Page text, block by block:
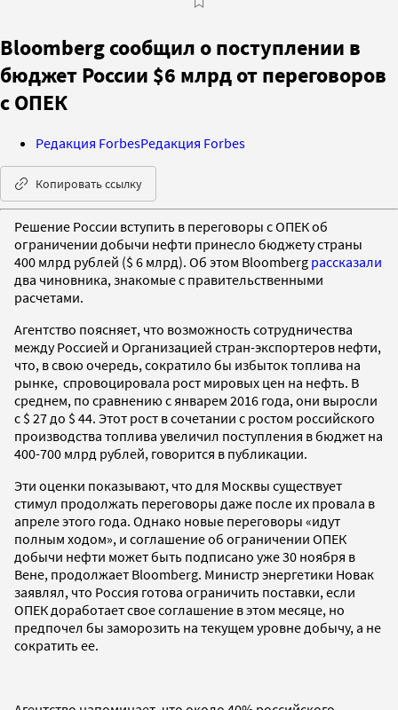
Bloomberg сообщил о поступлении в
бюджет России $6 млрд от переговоров
с ОПЕК
Редакция ForbesРедакция Forbes
Копировать ссылку
Решение России вступить в переговоры с ОПЕК об
ограничении добычи нефти принесло бюджету страны
400 млрд рублей ($ 6 млрд). Об этом Bloomberg рассказали
два чиновника, знакомые с правительственными
расчетами.
Агентство поясняет, что возможность сотрудничества
между Россией и Организацией стран-экспортеров нефти,
что, в свою очередь, сократило бы избыток топлива на
рынке, спровоцировала рост мировых цен на нефть. В
среднем, по сравнению с январем 2016 года, они выросли
с $ 27 до $ 44. Этот рост в сочетании с ростом российского
производства топлива увеличил поступления в бюджет на
400-700 млрд рублей, говорится в публикации.
Эти оценки показывают, что для Москвы существует
стимул продолжать переговоры даже после их провала в
апреле этого года. Однако новые переговоры «идут
полным ходом», и соглашение об ограничении ОПЕК
добычи нефти может быть подписано уже 30 ноября в
Вене, продолжает Bloomberg. Министр энергетики Новак
заявлял, что Россия готова ограничить поставки, если
ОПЕК доработает свое соглашение в этом месяце, но
предпочел бы заморозить на текущем уровне добычу, а не
сократить ее.